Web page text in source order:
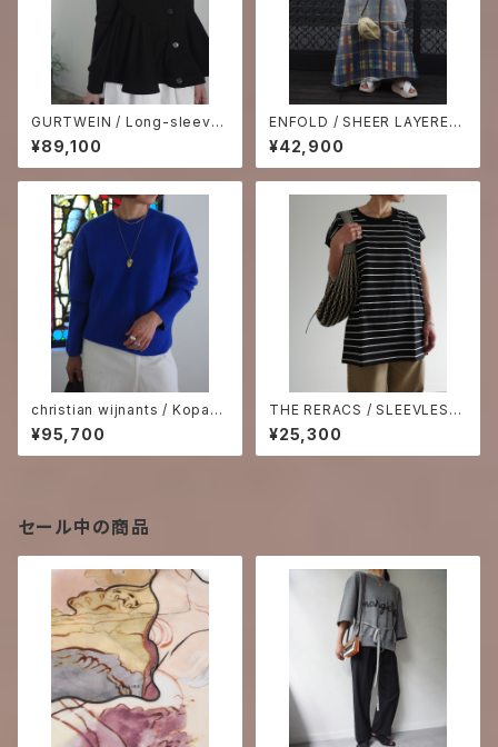
GURTWEIN / Long-sleeve
ruffle hem cardigan
¥89,100
ENFOLD / SHEER LAYERED
T-SHIRT
¥42,900
christian wijnants / Kopano
s Crewneck Sweater ₋Klein
Blue₋
¥95,700
THE RERACS / SLEEVLESS
T-SHIRT -wide border-
¥25,300
セール中の商品